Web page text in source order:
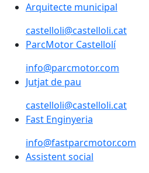
Arquitecte municipal
castelloli@castelloli.cat
ParcMotor Castellolí
info@parcmotor.com
Jutjat de pau
castelloli@castelloli.cat
Fast Enginyeria
info@fastparcmotor.com
Assistent social